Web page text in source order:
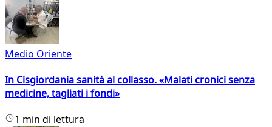
Medio Oriente
In Cisgiordania sanità al collasso. «Malati cronici senza
medicine, tagliati i fondi»
1 min di lettura